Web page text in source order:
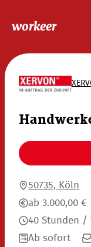
workeer
50735, Köln
ab 3.000,00
40 Stunden /
Ab sofort